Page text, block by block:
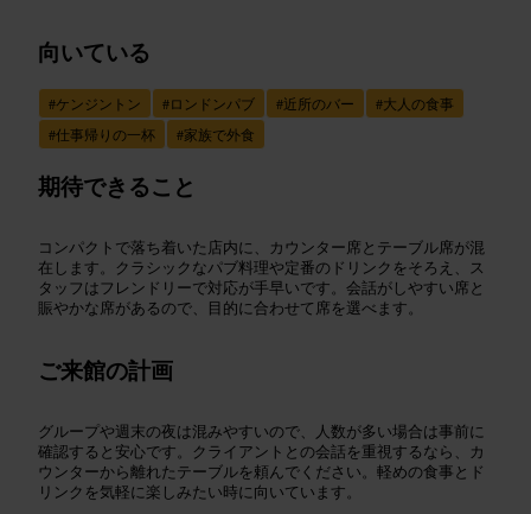
向いている
#ケンジントン #ロンドンパブ #近所のバー #大人の食事
#仕事帰りの一杯 #家族で外食
期待できること
コンパクトで落ち着いた店内に、カウンター席とテーブル席が混
在します。クラシックなパブ料理や定番のドリンクをそろえ、ス
タッフはフレンドリーで対応が手早いです。会話がしやすい席と
賑やかな席があるので、目的に合わせて席を選べます。
ご来館の計画
グループや週末の夜は混みやすいので、人数が多い場合は事前に
確認すると安心です。クライアントとの会話を重視するなら、カ
ウンターから離れたテーブルを頼んでください。軽めの食事とド
リンクを気軽に楽しみたい時に向いています。